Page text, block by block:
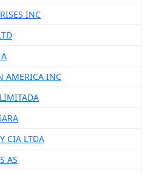
INC
AMERICA INC
CIA LTDA
AS